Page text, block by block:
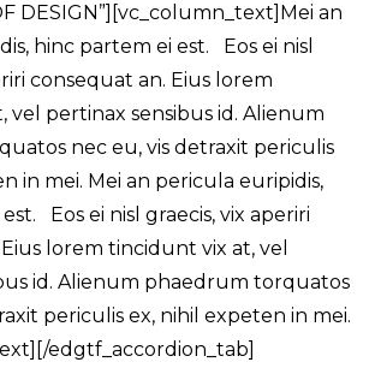
DESIGN”][vc_column_text]Mei an
hinc partem ei est. Eos ei nisl
consequat an. Eius lorem
vel pertinax sensibus id. Alienum
nec eu, vis detraxit periculis
in mei. Mei an pericula euripidis,
Eos ei nisl graecis, vix aperiri
lorem tincidunt vix at, vel
id. Alienum phaedrum torquatos
periculis ex, nihil expeten in mei.
edgtf_accordion_tab]